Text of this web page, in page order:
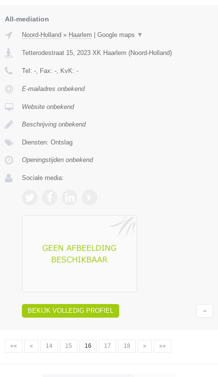
All-mediation
Noord-Holland » Haarlem Google maps ▼
Tetterodestraat 15 2023 XK Haarlem (Noord-Holland)
Tel: - , Fax: - , KvK: -
E-mailadres onbekend
Website onbekend
Beschrijving onbekend
Diensten: Ontslag
Openingstijden onbekend
Sociale media:
BEKIJK VOLLEDIG PROFIEL
«« « 14 15 16 17 18 » »»